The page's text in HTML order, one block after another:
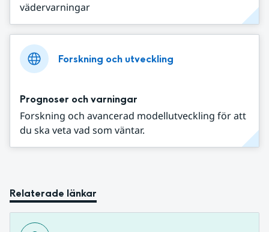
vädervarningar
Forskning och utveckling
Prognoser och varningar
Forskning och avancerad modellutveckling för att
du ska veta vad som väntar.
Relaterade länkar